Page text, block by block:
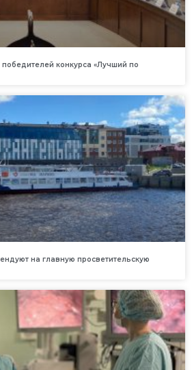
конкурса «Лучший по
на главную просветительскую